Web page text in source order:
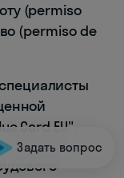
(permiso
(permiso de
Card EU".
Задать вопрос